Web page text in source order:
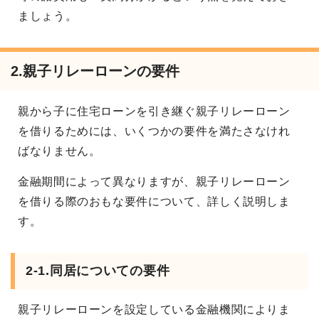
ましょう。
2.親子リレーローンの要件
親から子に住宅ローンを引き継ぐ親子リレーローン
を借りるためには、いくつかの要件を満たさなけれ
ばなりません。
金融期間によって異なりますが、親子リレーローン
を借りる際のおもな要件について、詳しく説明しま
す。
2-1. 同居についての要件
親子リレーローンを設定している金融機関によりま